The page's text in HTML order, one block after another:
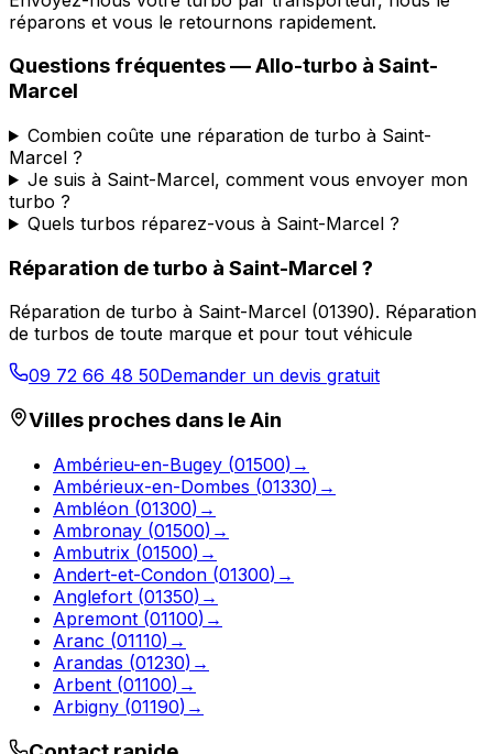
réparons et vous le retournons rapidement.
Questions fréquentes —Allo-turbo à Saint-
Marcel
Combien coûte une réparation de turbo à Saint-
Marcel ?
Je suis à Saint-Marcel, comment vous envoyer mon
turbo ?
Quels turbos réparez-vous à Saint-Marcel ?
Réparation de turbo à Saint-Marcel ?
Réparation de turbo à Saint-Marcel (01390). Réparation
de turbos de toute marque et pour tout véhicule
09 72 66 48 50Demander un devis gratuit
Villes proches dans leAin
Ambérieu-en-Bugey (01500) →
Ambérieux-en-Dombes (01330) →
Ambléon (01300) →
Ambronay (01500) →
Ambutrix (01500) →
Andert-et-Condon (01300) →
Anglefort (01350) →
Apremont (01100) →
Aranc (01110) →
Arandas (01230) →
Arbent (01100) →
Arbigny (01190) →